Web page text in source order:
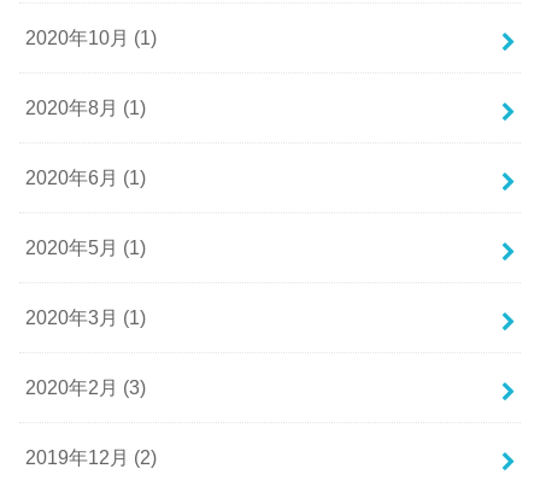
2020年10月 (1)
2020年8月 (1)
2020年6月 (1)
2020年5月 (1)
2020年3月 (1)
2020年2月 (3)
2019年12月 (2)